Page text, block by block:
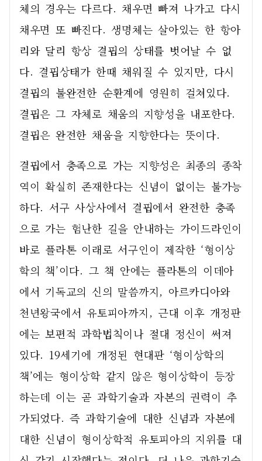
체의 경우는 다르다. 채우면 빠져 나가고 다시
채우면 또 빠진다. 생명체는 살아있는 한 항아
리와 달리 항상 결핍의 상태를 벗어날 수 없
다. 결핍상태가 한때 채워질 수 있지만, 다시
결핍의 불완전한 순환계에 영원히 걸쳐있다.
결핍은 그 자체로 채움의 지향성을 내포한다.
결핍은 완전한 채움을 지향한다는 뜻이다.
결핍에서 충족으로 가는 지향성은 최종의 종착
역이 확실히 존재한다는 신념이 없이는 불가능
하다. 서구 사상사에서 결핍에서 완전한 충족
으로 가는 험난한 길을 안내하는 가이드라인이
바로 플라톤 이래로 서구인이 제작한 ‘형이상
학의 책’이다. 그 책 안에는 플라톤의 이데아
에서 기독교의 신의 말씀까지, 아르카디아와
천년왕국에서 유토피아까지, 근대 이후 개정판
에는 보편적 과학법칙이나 절대 정신이 써져
있다. 19세기에 개정된 현대판 ‘형이상학의
책’에는 형이상학 같지 않은 형이상학이 등장
하는데 이는 곧 과학기술과 자본의 권력이 추
가되었다. 즉 과학기술에 대한 신념과 자본에
대한 신념이 형이상학적 유토피아의 지위를 대